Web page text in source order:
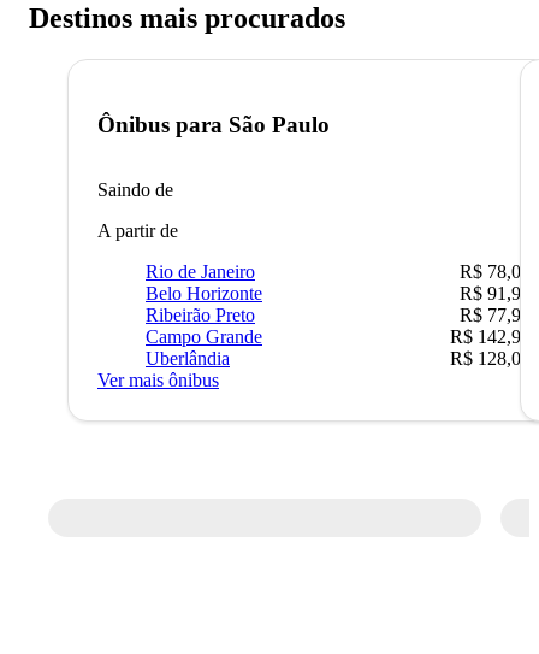
Destinos mais procurados
Ônibus para São Paulo
Saindo de
A partir de
Rio de Janeiro
R$ 78,02
Belo Horizonte
R$ 91,90
Ribeirão Preto
R$ 77,90
Campo Grande
R$ 142,90
Uberlândia
R$ 128,05
Ver mais ônibus